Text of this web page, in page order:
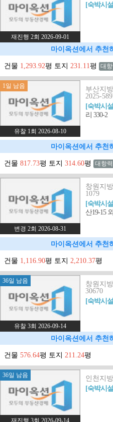
재진행 2회 2026-09-01
[숙박시
마이옥션에서 추천
건물 1,293.92평 토지 231.11평 대항
1일 남음
유찰 1회 2026-08-10
부산지
2025-
[숙박시
리 330-2
마이옥션에서 추천
건물 817.73평 토지 314.60평 대항
변경 2회 2026-08-31
창원지
1079
[숙박시
산19-15
마이옥션에서 추천
건물 1,116.90평 토지 2,210.37평
36일 남음
유찰 3회 2026-09-14
창원지
30670
[숙박시
마이옥션에서 추천
건물 576.64평 토지 211.24평
36일 남음
재진행 3회 2026-09-14
인천지
[숙박시